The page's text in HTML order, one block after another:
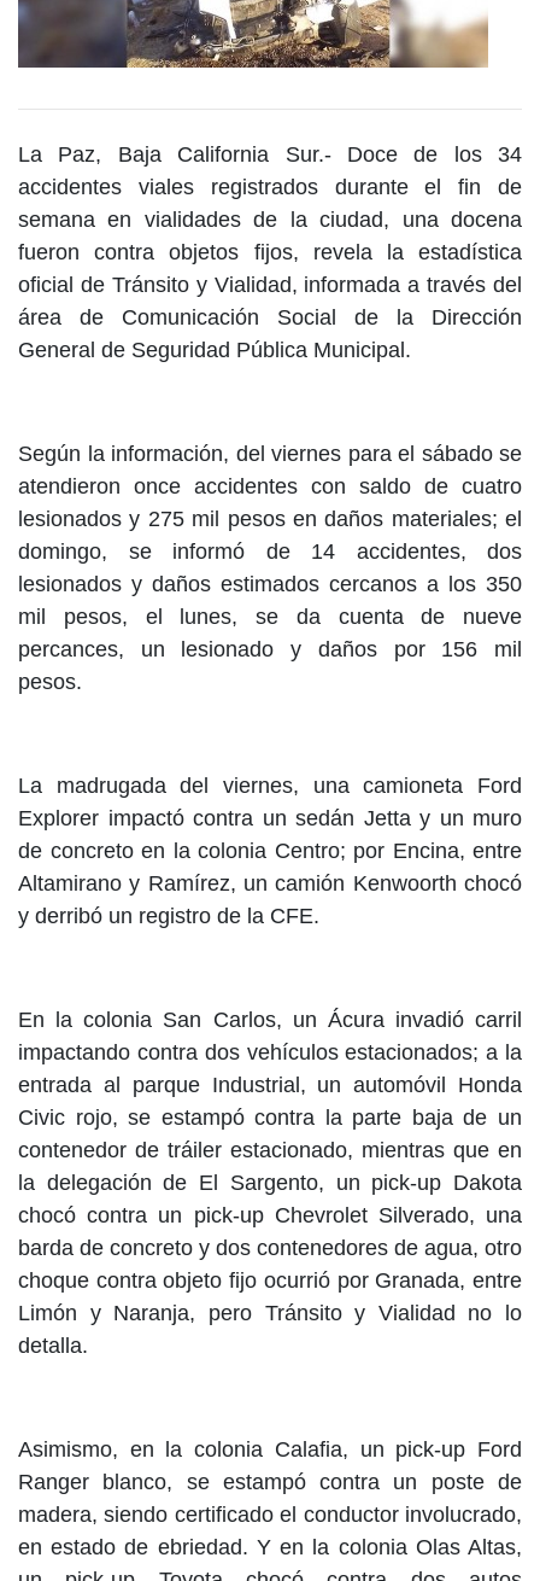
La Paz, Baja California Sur.- Doce de los 34
accidentes viales registrados durante el fin de
semana en vialidades de la ciudad, una docena
fueron contra objetos fijos, revela la estadística
oficial de Tránsito y Vialidad, informada a través del
área de Comunicación Social de la Dirección
General de Seguridad Pública Municipal.
Según la información, del viernes para el sábado se
atendieron once accidentes con saldo de cuatro
lesionados y 275 mil pesos en daños materiales; el
domingo, se informó de 14 accidentes, dos
lesionados y daños estimados cercanos a los 350
mil pesos, el lunes, se da cuenta de nueve
percances, un lesionado y daños por 156 mil
pesos.
La madrugada del viernes, una camioneta Ford
Explorer impactó contra un sedán Jetta y un muro
de concreto en la colonia Centro; por Encina, entre
Altamirano y Ramírez, un camión Kenwoorth chocó
y derribó un registro de la CFE.
En la colonia San Carlos, un Ácura invadió carril
impactando contra dos vehículos estacionados; a la
entrada al parque Industrial, un automóvil Honda
Civic rojo, se estampó contra la parte baja de un
contenedor de tráiler estacionado, mientras que en
la delegación de El Sargento, un pick-up Dakota
chocó contra un pick-up Chevrolet Silverado, una
barda de concreto y dos contenedores de agua, otro
choque contra objeto fijo ocurrió por Granada, entre
Limón y Naranja, pero Tránsito y Vialidad no lo
detalla.
Asimismo, en la colonia Calafia, un pick-up Ford
Ranger blanco, se estampó contra un poste de
madera, siendo certificado el conductor involucrado,
en estado de ebriedad. Y en la colonia Olas Altas,